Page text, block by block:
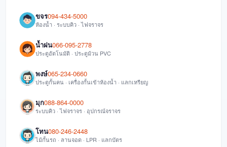
ขจร094-434-5000
ห้องน้ำ · ระบบคิว · ไฟจราจร
น้ำฝน066-095-2778
ประตูอัตโนมัติ · ประตูม้วน PVC
พงษ์065-234-0660
ประตูกั้นคน · เครื่องกั้นเข้าห้องน้ำ · แลกเหรียญ
มุก088-864-0000
ระบบคิว · ไฟจราจร · อุปกรณ์จราจร
โทน080-246-2448
ไม้กั้นรถ · ลานจอด · LPR · แลกบัตร